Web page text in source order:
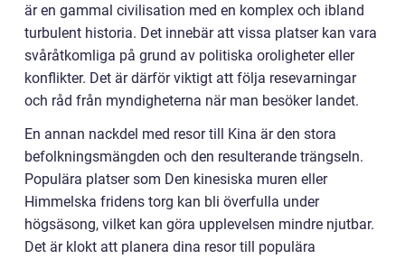
är en gammal civilisation med en komplex och ibland
turbulent historia. Det innebär att vissa platser kan vara
svåråtkomliga på grund av politiska oroligheter eller
konflikter. Det är därför viktigt att följa resevarningar
och råd från myndigheterna när man besöker landet.
En annan nackdel med resor till Kina är den stora
befolkningsmängden och den resulterande trängseln.
Populära platser som Den kinesiska muren eller
Himmelska fridens torg kan bli överfulla under
högsäsong, vilket kan göra upplevelsen mindre njutbar.
Det är klokt att planera dina resor till populära